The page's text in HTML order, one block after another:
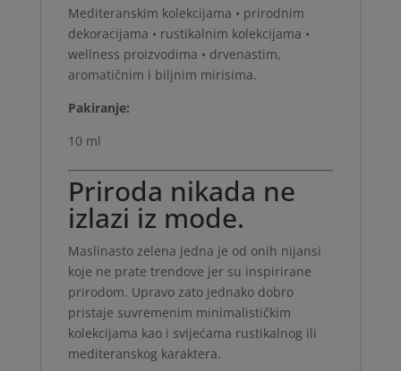
Mediteranskim kolekcijama • prirodnim
dekoracijama • rustikalnim kolekcijama •
wellness proizvodima • drvenastim,
aromatičnim i biljnim mirisima.
Pakiranje:
10 ml
Priroda nikada ne
izlazi iz mode.
Maslinasto zelena jedna je od onih nijansi
koje ne prate trendove jer su inspirirane
prirodom. Upravo zato jednako dobro
pristaje suvremenim minimalističkim
kolekcijama kao i svijećama rustikalnog ili
mediteranskog karaktera.